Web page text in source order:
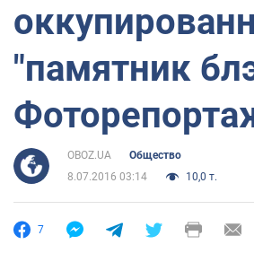
"памятник
OBOZ.UA
Общество
8.07.2016 03:14
10,0 т.
7